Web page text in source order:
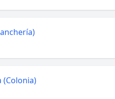
(Colonia)